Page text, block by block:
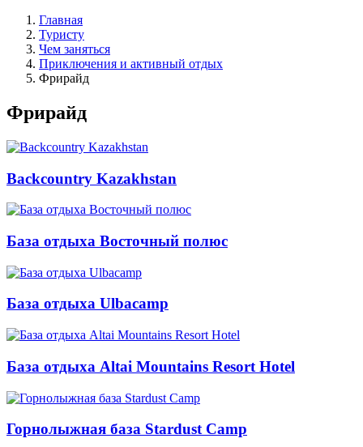
Главная
Туристу
Чем заняться
Приключения и активный отдых
Фрирайд
Фрирайд
Backcountry Kazakhstan
База отдыха Восточный полюс
База отдыха Ulbacamp
База отдыха Altai Mountains Resort Hotel
Горнолыжная база Stardust Camp